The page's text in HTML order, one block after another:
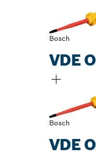
Bosch
VDE
Bosch
VDE